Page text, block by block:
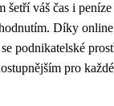
šetří váš čas i
Díky
podnikatelské
pro